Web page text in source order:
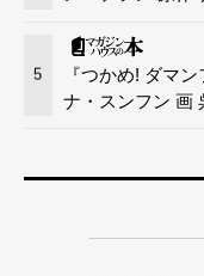
5
『つかめ! ダマ
ナ・スンフン 画